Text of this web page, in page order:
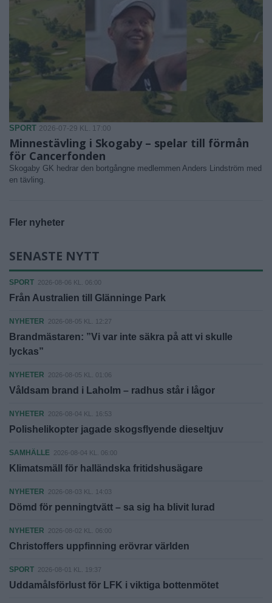
SPORT 2026-07-29 KL. 17:00
Minnestävling i Skogaby – spelar till förmån
för Cancerfonden
Skogaby GK hedrar den bortgångne medlemmen Anders Lindström med
en tävling.
Fler nyheter
SENASTE NYTT
SPORT 2026-08-06 KL. 06:00
Från Australien till Glänninge Park
NYHETER 2026-08-05 KL. 12:27
Brandmästaren: ”Vi var inte säkra på att vi skulle
lyckas”
NYHETER 2026-08-05 KL. 01:06
Våldsam brand i Laholm – radhus står i lågor
NYHETER 2026-08-04 KL. 16:53
Polishelikopter jagade skogsflyende dieseltjuv
SAMHÄLLE 2026-08-04 KL. 06:00
Klimatsmäll för halländska fritidshusägare
NYHETER 2026-08-03 KL. 14:03
Dömd för penningtvätt – sa sig ha blivit lurad
NYHETER 2026-08-02 KL. 06:00
Christoffers uppfinning erövrar världen
SPORT 2026-08-01 KL. 19:37
Uddamålsförlust för LFK i viktiga bottenmötet